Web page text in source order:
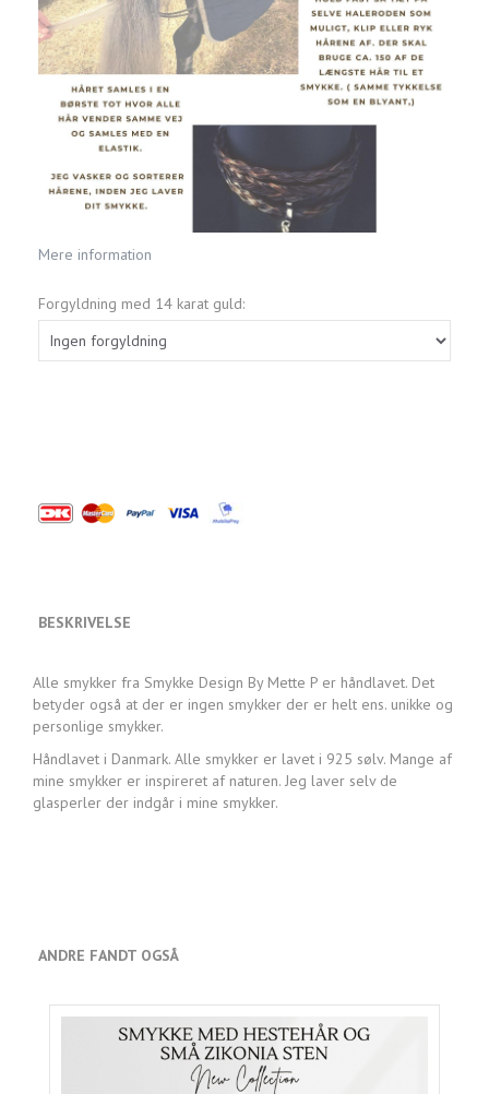
Mere information
Forgyldning med 14 karat guld:
BESKRIVELSE
Alle smykker fra Smykke Design By Mette P er håndlavet. Det
betyder også at der er ingen smykker der er helt ens. unikke og
personlige smykker.
Håndlavet i Danmark. Alle smykker er lavet i 925 sølv. Mange af
mine smykker er inspireret af naturen. Jeg laver selv de
glasperler der indgår i mine smykker.
ANDRE FANDT OGSÅ